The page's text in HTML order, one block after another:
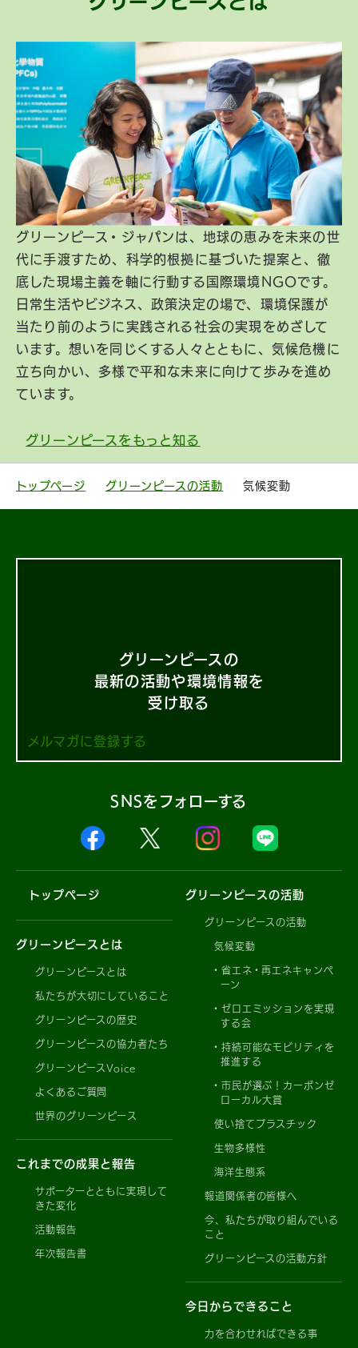
グリーンピース・ジャパンは、地球の恵みを未来の世
代に手渡すため、科学的根拠に基づいた提案と、徹
底した現場主義を軸に行動する国際環境NGOです。
日常生活やビジネス、政策決定の場で、環境保護が
当たり前のように実践される社会の実現をめざして
います。想いを同じくする人々とともに、気候危機に
立ち向かい、多様で平和な未来に向けて歩みを進め
ています。
グリーンピースをもっと知る
トップページ グリーンピースの活動 気候変動
グリーンピースの
最新の活動や環境情報を
受け取る
メルマガに登録する
SNSをフォローする
トップページ
グリーンピースとは
グリーンピースとは
私たちが大切にしていること
グリーンピースの歴史
グリーンピースの協力者たち
グリーンピースVoice
よくあるご質問
世界のグリーンピース
これまでの成果と報告
サポーターとともに実現して
きた変化
活動報告
年次報告書
グリーンピースの活動
グリーンピースの活動
気候変動
省エネ・再エネキャンペ
ーン
ゼロエミッションを実現
する会
持続可能なモビリティを
推進する
市民が選ぶ！カーボンゼ
ローカル大賞
使い捨てプラスチック
生物多様性
海洋生態系
報道関係者の皆様へ
今、私たちが取り組んでいる
こと
グリーンピースの活動方針
今日からできること
力を合わせればできる事